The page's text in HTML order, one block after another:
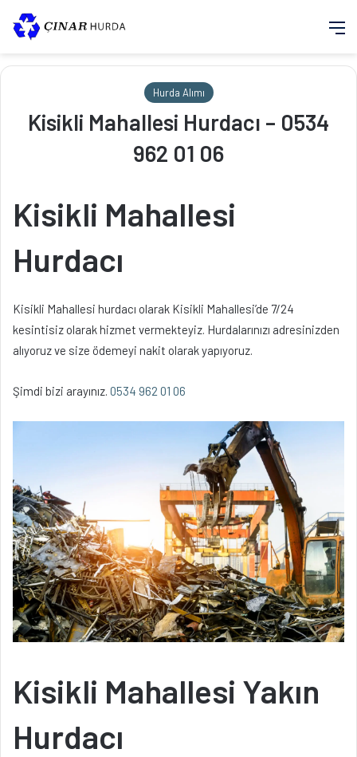
Hurda Alımı
Kisikli Mahallesi Hurdacı – 0534
962 01 06
Kisikli Mahallesi
Hurdacı
Kisikli Mahallesi hurdacı olarak Kisikli Mahallesi’de 7/24
kesintisiz olarak hizmet vermekteyiz. Hurdalarınızı adresinizden
alıyoruz ve size ödemeyi nakit olarak yapıyoruz.
Şimdi bizi arayınız. 0534 962 01 06
Kisikli Mahallesi Yakın
Hurdacı